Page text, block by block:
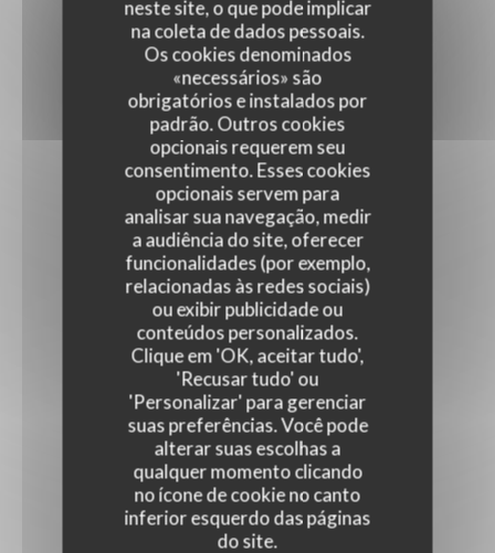
neste site, o que pode implicar
na coleta de dados pessoais.
Os cookies denominados
«necessários» são
obrigatórios e instalados por
padrão. Outros cookies
opcionais requerem seu
consentimento. Esses cookies
opcionais servem para
analisar sua navegação, medir
a audiência do site, oferecer
funcionalidades (por exemplo,
relacionadas às redes sociais)
ou exibir publicidade ou
conteúdos personalizados.
Clique em 'OK, aceitar tudo',
'Recusar tudo' ou
'Personalizar' para gerenciar
suas preferências. Você pode
alterar suas escolhas a
qualquer momento clicando
no ícone de cookie no canto
inferior esquerdo das páginas
do site.